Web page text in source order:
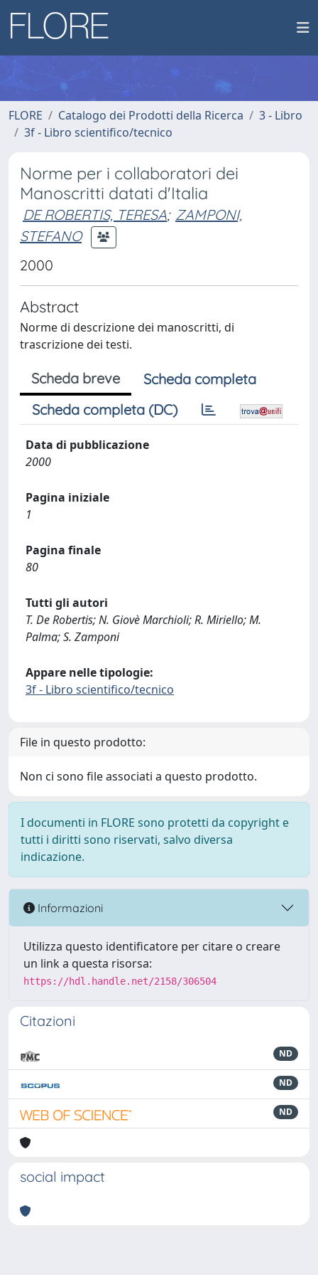
FLORE Catalogo dei Prodotti della Ricerca
3 - Libro
3f - Libro scientifico/tecnico
Norme per i collaboratori dei
Manoscritti datati d'Italia
DE ROBERTIS, TERESA; ZAMPONI,
STEFANO
2000
Abstract
Norme di descrizione dei manoscritti, di
trascrizione dei testi.
Scheda breve
Scheda completa
Scheda completa (DC)
Data di pubblicazione
2000
Pagina iniziale
1
Pagina finale
80
Tutti gli autori
T. De Robertis; N. Giovè Marchioli; R. Miriello; M.
Palma; S. Zamponi
Appare nelle tipologie:
3f - Libro scientifico/tecnico
File in questo prodotto:
Non ci sono file associati a questo prodotto.
I documenti in FLORE sono protetti da copyright e
tutti i diritti sono riservati, salvo diversa
indicazione.
Informazioni
Utilizza questo identificatore per citare o creare
un link a questa risorsa:
https://hdl.handle.net/2158/306504
Citazioni
ND
ND
ND
social impact